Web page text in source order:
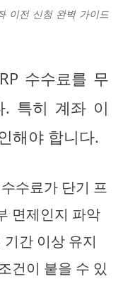
이전 신청 완벽 가이드
수수료를 무
. 특히 계좌 이
해야 합니다.
수료가 단기 프
면제인지 파악
간 이상 유지
건이 붙을 수 있